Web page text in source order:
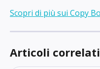
Scopri di più sui Copy
Articoli correlati